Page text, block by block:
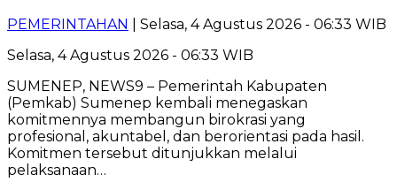
PEMERINTAHAN
| Selasa, 4 Agustus 2026 - 06:33 WIB
Selasa, 4 Agustus 2026 - 06:33 WIB
SUMENEP, NEWS9 – Pemerintah Kabupaten
(Pemkab) Sumenep kembali menegaskan
komitmennya membangun birokrasi yang
profesional, akuntabel, dan berorientasi pada hasil.
Komitmen tersebut ditunjukkan melalui
pelaksanaan…